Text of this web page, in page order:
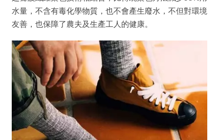
水量，不含有毒化學物質，也不會產生廢水，不但對環境
友善，也保障了農夫及生產工人的健康。